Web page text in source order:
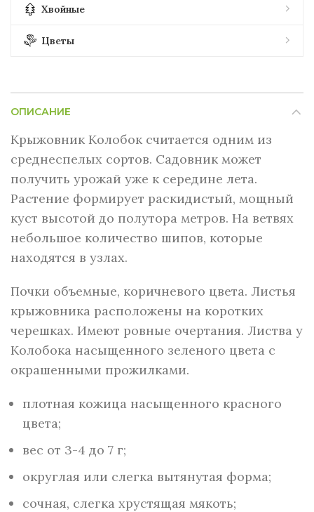
Хвойные
Цветы
ОПИСАНИЕ
Крыжовник Колобок считается одним из
среднеспелых сортов. Садовник может
получить урожай уже к середине лета.
Растение формирует раскидистый, мощный
куст высотой до полутора метров. На ветвях
небольшое количество шипов, которые
находятся в узлах.
Почки объемные, коричневого цвета. Листья
крыжовника расположены на коротких
черешках. Имеют ровные очертания. Листва у
Колобока насыщенного зеленого цвета с
окрашенными прожилками.
плотная кожица насыщенного красного
цвета;
вес от 3-4 до 7 г;
округлая или слегка вытянутая форма;
сочная, слегка хрустящая мякоть;